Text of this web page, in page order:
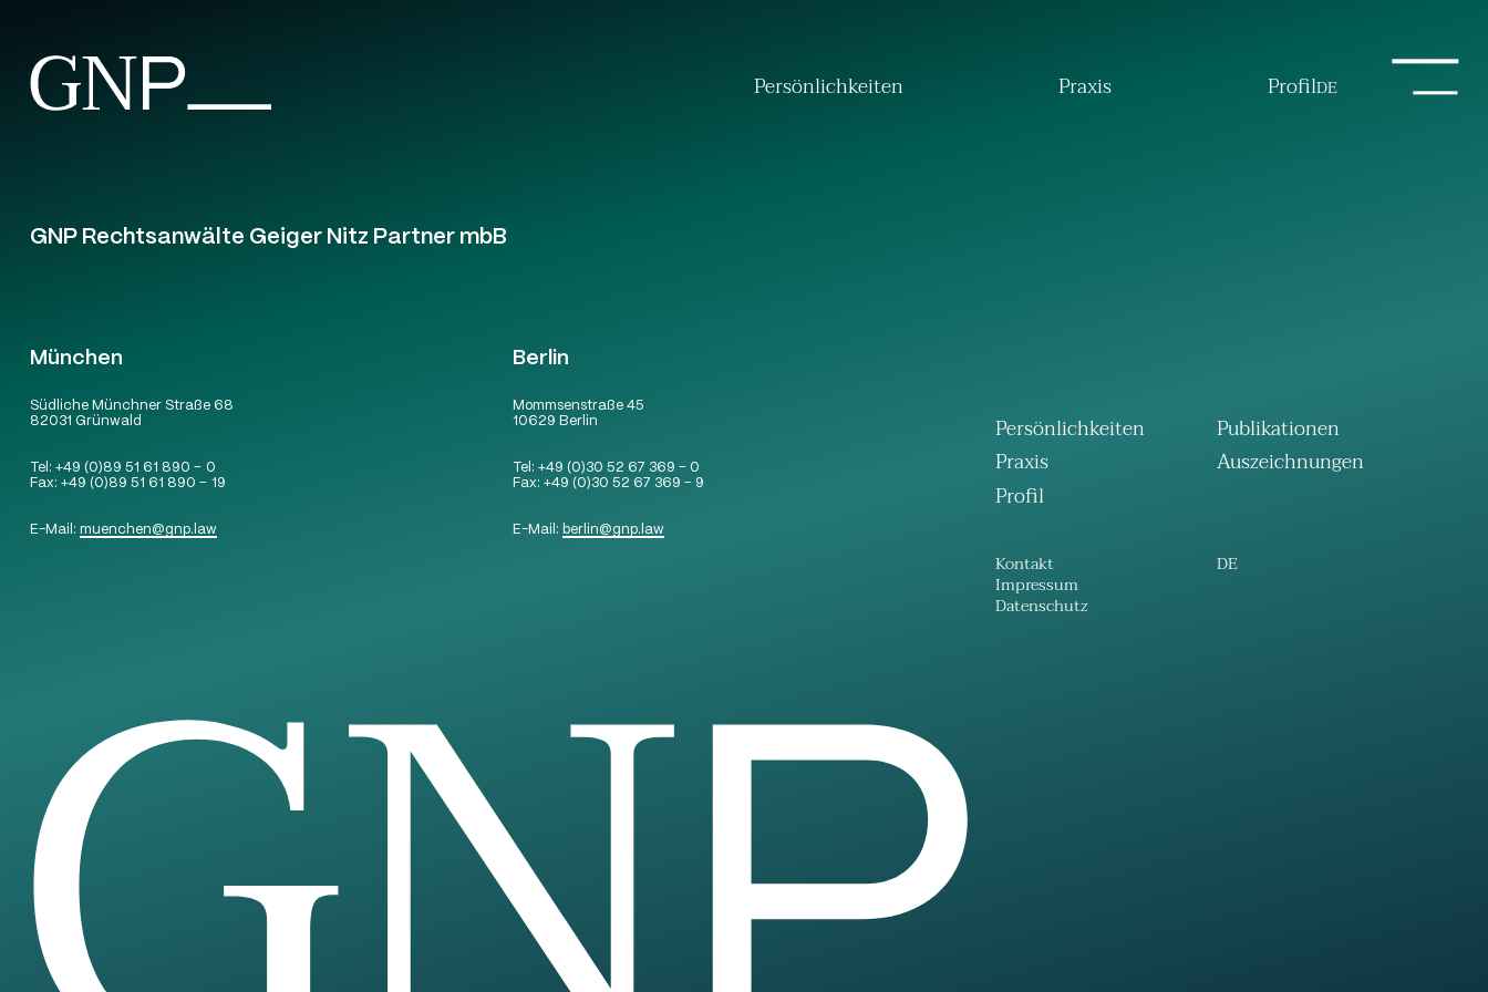
Persönlichkeiten Praxis ProfilDE
GNP Rechtsanwälte Geiger Nitz Partner mbB
München
Südliche Münchner Straße 68
82031 Grünwald
Tel:+49 (0)89 51 61 890 – 0
Fax:+49 (0)89 51 61 890 – 19
E-Mail:muenchen@gnp.law
Berlin
Mommsenstraße 45
10629 Berlin
Tel: +49 (0)30 52 67 369 – 0
Fax: +49 (0)30 52 67 369 – 9
E-Mail: berlin@gnp.law
Persönlichkeiten
Praxis
Profil
Kontakt
Impressum
Datenschutz
Publikationen
Auszeichnungen
DE